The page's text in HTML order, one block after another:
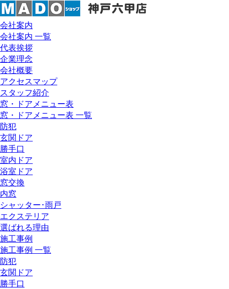
会社案内
会社案内 一覧
代表挨拶
企業理念
会社概要
アクセスマップ
スタッフ紹介
窓・ドアメニュー表
窓・ドアメニュー表 一覧
防犯
玄関ドア
勝手口
室内ドア
浴室ドア
窓交換
内窓
シャッター･雨戸
エクステリア
選ばれる理由
施工事例
施工事例 一覧
防犯
玄関ドア
勝手口